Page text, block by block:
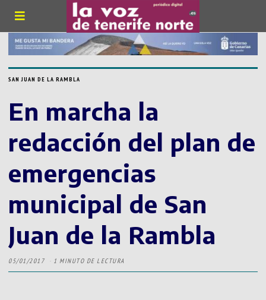
SAN JUAN DE LA RAMBLA
En marcha la
redacción del plan de
emergencias
municipal de San
Juan de la Rambla
05/01/2017 1 MINUTO DE LECTURA